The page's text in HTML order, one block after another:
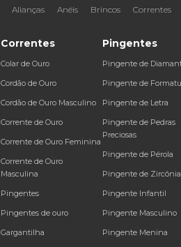
Alianças Anéis Brincos Correntes
Correntes
Colar de Ouro
Cordão de Ouro
Cordão de Ouro Masculino
Corrente de Ouro
Corrente de Ouro Feminina
Corrente de Ouro
Masculina
Pingentes
Pingentes de ouro
Gargantilha
Pingentes
Pingente de
Pingente de
Pingente de Letra
Pingente de Pedras
Preciosas
Pingente de Pérola
Pingente de Zircônia
Pingente Infantil
Pingente Masculino
Pingente Menina